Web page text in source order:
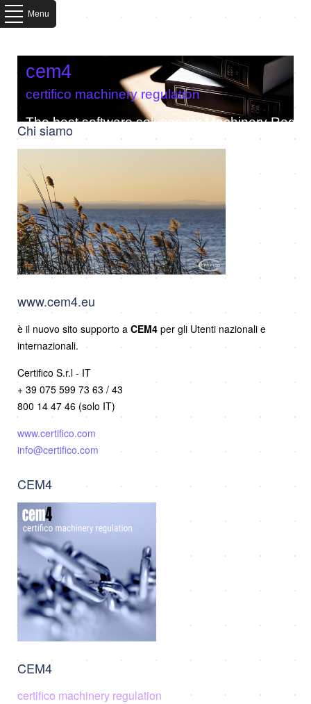
Menu
cem4
certifico machinery regulation
The best software solution for Machinery
Chi siamo
www.cem4.eu
è il nuovo sito supporto a CEM4 per gli Utenti nazionali e
internazionali.
Certifico S.r.l - IT
+ 39 075 599 73 63 / 43
800 14 47 46 (solo IT)
www.certifico.com
info@certifico.com
CEM4
CEM4
certifico machinery regulation